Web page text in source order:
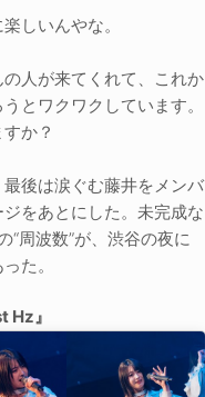
しいんやな。
の人が来てくれて、これか
とワクワクしています。
か？
後は涙ぐむ藤井をメンバ
をあとにした。未完成な
“周波数”が、渋谷の夜に
た。
Hz』